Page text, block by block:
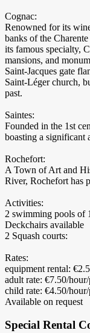
Cognac:
Renowned for its
banks of the
its famous specialty,
mansions, and
Saint-Jacques gate
Saint-Léger church,
past.
Saintes:
Founded in the 1st
boasting a significant
Rochefort:
A Town of Art and
River, Rochefort has
Activities:
2 swimming pools of
Deckchairs available
2 Squash courts:
Rates:
equipment rental:
adult rate: €7.50/hour/
child rate: €4.50/hour/
Available on request
Special Rental